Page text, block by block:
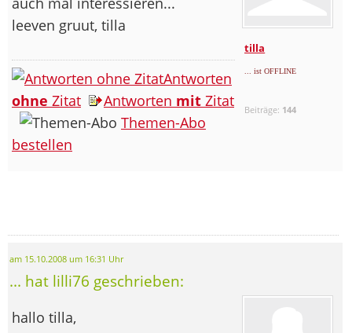
tilla
... ist OFFLINE
Beiträge: 144
leeven gruut, tilla
Antworten
ohne Zitat Antworten mit Zitat
Themen-Abo
bestellen
am 15.10.2008 um 16:31 Uhr
... hat lilli76 geschrieben:
hallo tilla,